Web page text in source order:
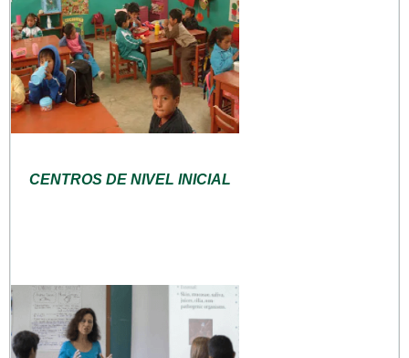
CENTROS DE NIVEL INICIAL